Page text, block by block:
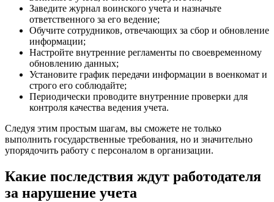
Заведите журнал воинского учета и назначьте
ответственного за его ведение;
Обучите сотрудников, отвечающих за сбор и обновление
информации;
Настройте внутренние регламенты по своевременному
обновлению данных;
Установите график передачи информации в военкомат и
строго его соблюдайте;
Периодически проводите внутренние проверки для
контроля качества ведения учета.
Следуя этим простым шагам, вы сможете не только
выполнить государственные требования, но и значительно
упорядочить работу с персоналом в организации.
Какие последствия ждут работодателя
за нарушение учета